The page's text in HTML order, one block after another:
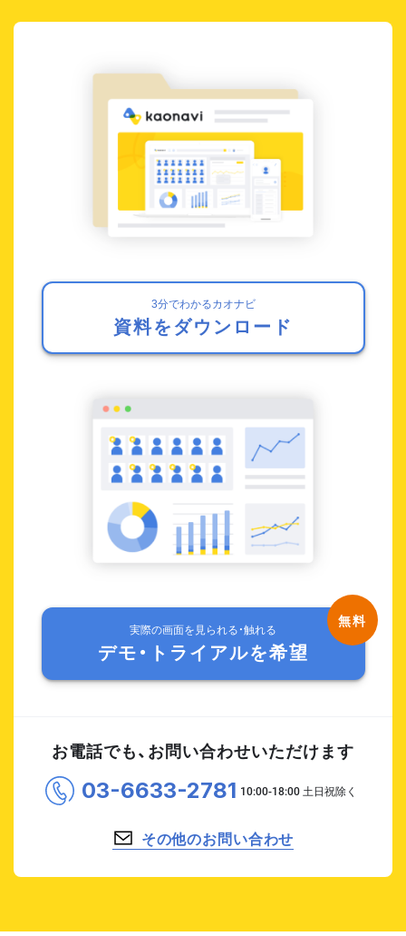
3分でわかるカオナビ
資料をダウンロード
実際の画面を見られる・触れる
デモ・トライアルを希望
お電話でも、お問い合わせいただけます
03-6633-2781
その他のお問い合わせ